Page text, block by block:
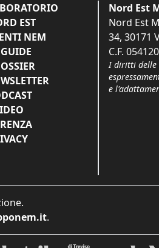
EST
NEM
Nord Est
Nord Est
34, 30171
C.F.
I diritti delle
e
.